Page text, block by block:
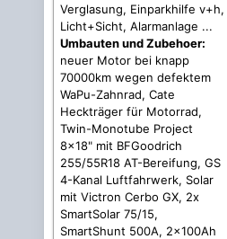
Verglasung, Einparkhilfe v+h,
Licht+Sicht, Alarmanlage ...
Umbauten und Zubehoer:
neuer Motor bei knapp
70000km wegen defektem
WaPu-Zahnrad, Cate
Heckträger für Motorrad,
Twin-Monotube Project
8x18" mit BFGoodrich
255/55R18 AT-Bereifung, GS
4-Kanal Luftfahrwerk, Solar
mit Victron Cerbo GX, 2x
SmartSolar 75/15,
SmartShunt 500A, 2x100Ah